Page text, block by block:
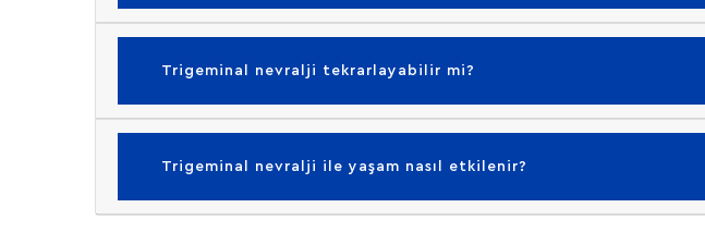
Trigeminal nevralji tekrarlayabilir mi?
Trigeminal nevralji ile yaşam nasıl etkilenir?